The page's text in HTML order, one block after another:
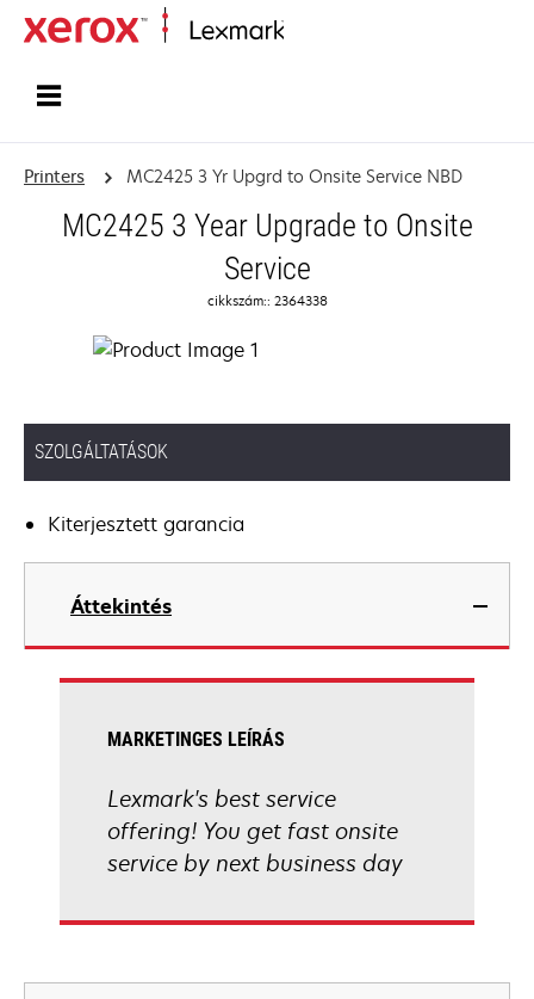
Printers MC2425 3 Yr Upgrd to Onsite Service NBD
MC2425 3 Year Upgrade to Onsite
Service
cikkszám:: 2364338
SZOLGÁLTATÁSOK
Kiterjesztett garancia
Áttekintés
MARKETINGES LEÍRÁS
Lexmark's best service
offering! You get fast onsite
service by next business day